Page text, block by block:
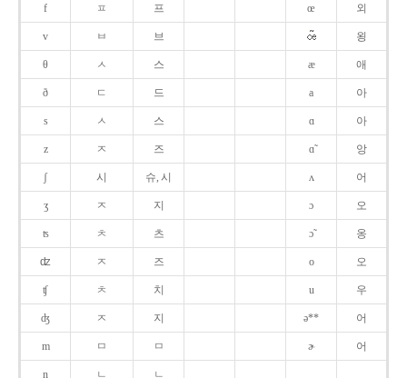
f ㅍ 프 œ 외
v ㅂ 브 욍
θ ㅅ 스 æ 애
ð ㄷ 드 a 아
s ㅅ 스 ɑ 아
z ㅈ 즈 ɑ̃ 앙
ʃ 시 슈, 시 ʌ 어
ʒ ㅈ 지 ɔ 오
ʦ ㅊ 츠 ɔ̃ 옹
ʣ ㅈ 즈 o 오
ʧ ㅊ 치 u 우
ʤ ㅈ 지 ə** 어
m ㅁ ㅁ ɚ 어
n ㄴ ㄴ